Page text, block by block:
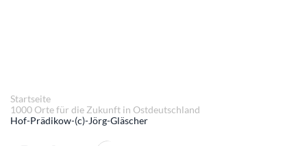
Startseite
1000 Orte für die Zukunft in Ostdeutschland
Hof-Prädikow-(c)-Jörg-Gläscher